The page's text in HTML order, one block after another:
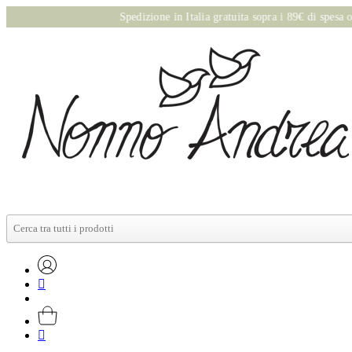
Spedizione in Italia gratuita sopra i 89€ di spesa online